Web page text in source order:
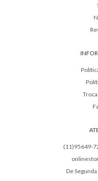
(11)95649-
De